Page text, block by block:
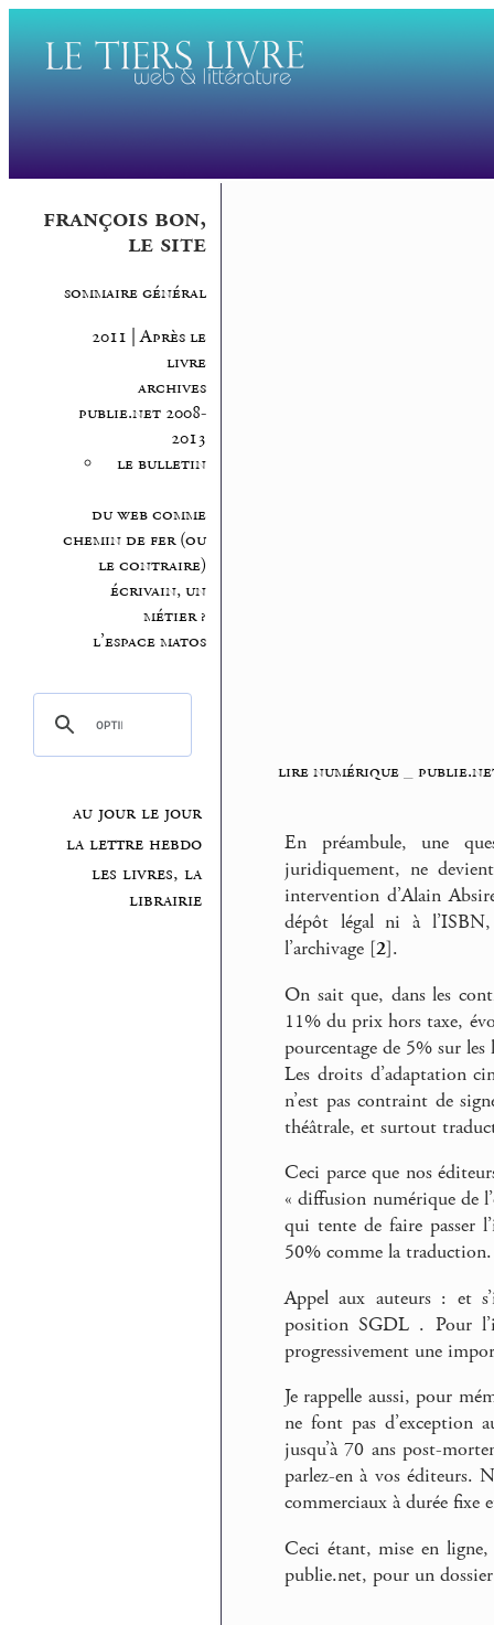
françois bon,
le site
sommaire général
2011 | Après le
livre
archives
publie.net 2008-
2013
le bulletin
du web comme
chemin de fer (ou
le contraire)
écrivain, un
métier ?
l’espace matos
au jour le jour
la lettre hebdo
les livres, la
librairie
lire numérique_
En préambule, une
juridiquement, ne
intervention d’Alain
dépôt légal ni à
l’archivage [2].
On sait que, dans les
11% du prix hors taxe,
pourcentage de 5% sur les
Les droits d’adaptation
n’est pas contraint de
théâtrale, et surtout
Ceci parce que nos
« diffusion numérique de
qui tente de faire passer
50% comme la traduction.
Appel aux auteurs : et
position SGDL . Pour
progressivement une
Je rappelle aussi, pour
ne font pas d’exception
jusqu’à 70 ans post-
parlez-en à vos éditeurs.
commerciaux à durée fixe
Ceci étant, mise en ligne,
publie.net, pour un